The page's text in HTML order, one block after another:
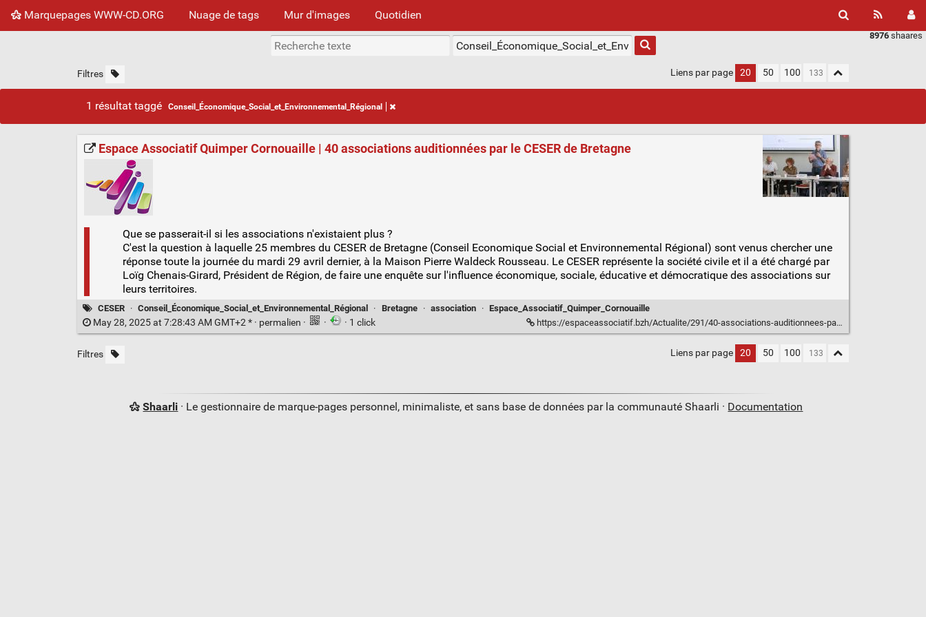
Marquepages WWW-CD.ORG Nuage de tags Mur d'images Quotidien
8976 shaares
Filtres Liens par page 20 50 100
1 résultat taggé Conseil_Économique_Social_et_Environnemental_Régional
Espace Associatif Quimper Cornouaille | 40 associations auditionnées par le CESER de Bretagne
Que se passerait-il si les associations n'existaient plus ?
C'est la question à laquelle 25 membres du CESER de Bretagne (Conseil Economique Social et Environnemental Régional) sont venus chercher une
réponse toute la journée du mardi 29 avril dernier, à la Maison Pierre Waldeck Rousseau. Le CESER représente la société civile et il a été chargé par
Loïg Chenais-Girard, Président de Région, de faire une enquête sur l'influence économique, sociale, éducative et démocratique des associations sur
leurs territoires.
CESER · Conseil_Économique_Social_et_Environnemental_Régional · Bretagne · association · Espace_Associatif_Quimper_Cornouaille
May 28, 2025 at 7:28:43 AM GMT+2 * · permalien · · · 1 click https://espaceassociatif.bzh/Actualite/291/40-associations-auditionnees-par-le-ceser-bretagne
Filtres Liens par page 20 50 100
Shaarli · Le gestionnaire de marque-pages personnel, minimaliste, et sans base de données par la communauté Shaarli · Documentation